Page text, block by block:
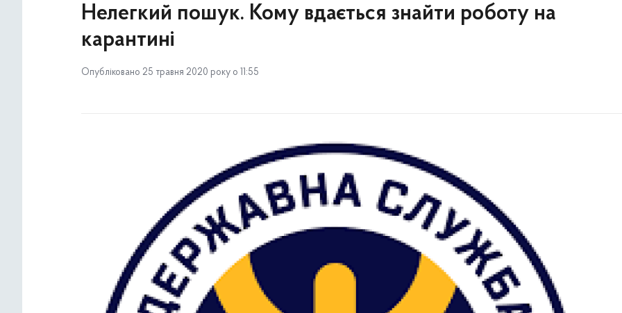
Нелегкий пошук. Кому вдається знайти роботу на
карантині
Опубліковано 25 травня 2020 року о 11:55